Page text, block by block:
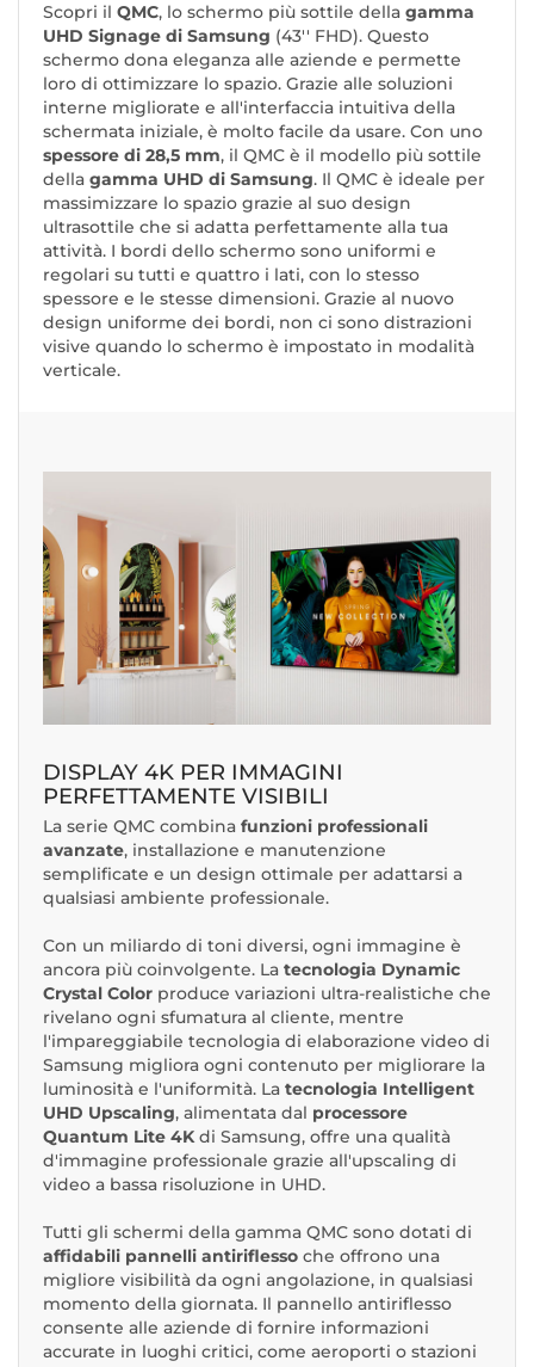
Scopri il QMC, lo schermo più sottile della gamma
UHD Signage di Samsung (43'' FHD). Questo
schermo dona eleganza alle aziende e permette
loro di ottimizzare lo spazio. Grazie alle soluzioni
interne migliorate e all'interfaccia intuitiva della
schermata iniziale, è molto facile da usare. Con uno
spessore di 28,5 mm, il QMC è il modello più sottile
della gamma UHD di Samsung. Il QMC è ideale per
massimizzare lo spazio grazie al suo design
ultrasottile che si adatta perfettamente alla tua
attività. I bordi dello schermo sono uniformi e
regolari su tutti e quattro i lati, con lo stesso
spessore e le stesse dimensioni. Grazie al nuovo
design uniforme dei bordi, non ci sono distrazioni
visive quando lo schermo è impostato in modalità
verticale.
DISPLAY 4K PER IMMAGINI
PERFETTAMENTE VISIBILI
La serie QMC combina funzioni professionali
avanzate, installazione e manutenzione
semplificate e un design ottimale per adattarsi a
qualsiasi ambiente professionale.
Con un miliardo di toni diversi, ogni immagine è
ancora più coinvolgente. La tecnologia Dynamic
Crystal Color produce variazioni ultra-realistiche che
rivelano ogni sfumatura al cliente, mentre
l'impareggiabile tecnologia di elaborazione video di
Samsung migliora ogni contenuto per migliorare la
luminosità e l'uniformità. La tecnologia Intelligent
UHD Upscaling, alimentata dal processore
Quantum Lite 4Kdi Samsung, offre una qualità
d'immagine professionale grazie all'upscaling di
video a bassa risoluzione in UHD.
Tutti gli schermi della gamma QMC sono dotati di
affidabili pannelli antiriflesso che offrono una
migliore visibilità da ogni angolazione, in qualsiasi
momento della giornata. Il pannello antiriflesso
consente alle aziende di fornire informazioni
accurate in luoghi critici, come aeroporti o stazioni